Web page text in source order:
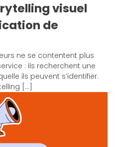
visuel
de
ne se contentent plus
: ils recherchent une
ils peuvent s’identifier.
[…]